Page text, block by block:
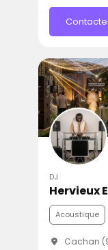
DJ
Hervieux
Acoustique
Cachan